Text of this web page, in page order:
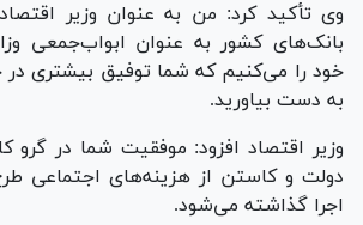
وی تأکید کرد: من به عنوان وزیر
بانک‌های کشور به عنوان ابواب‌جمعی
خود را می‌کنیم که شما توفیق بیشتری در
به دست بیاورید.
وزیر اقتصاد افزود: موفقیت شما در گرو
دولت و کاستن از هزینه‌های اجتماعی
اجرا گذاشته می‌شود.